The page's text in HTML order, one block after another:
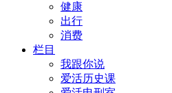
健康
出行
消费
栏目
我跟你说
爱活历史课